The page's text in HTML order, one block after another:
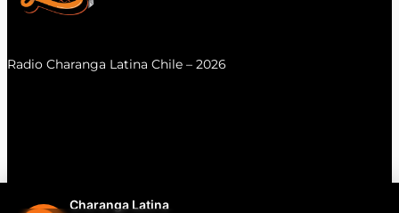
Charanga Latina
Radio Charanga Latina Chile – 2026